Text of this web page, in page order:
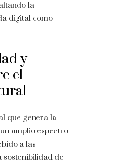
la
digital como
y
el
que genera la
amplio espectro
a las
sostenibilidad de